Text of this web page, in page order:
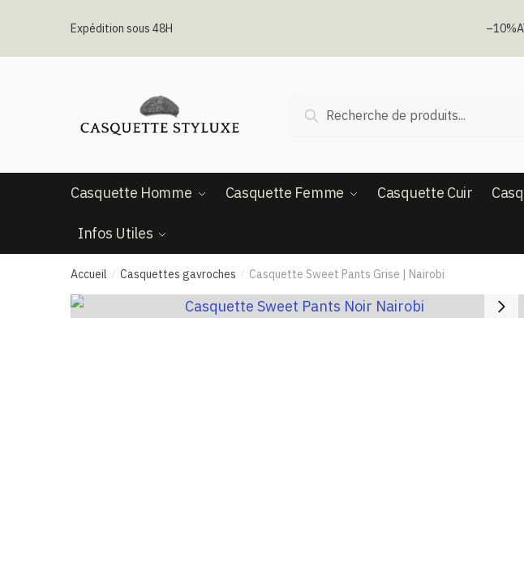
Expédition sous 48H –10%
pour :
Recherche
Casquette Homme Casquette Femme Casquette Cuir
Infos Utiles
Accueil / Casquettes gavroches / Casquette Sweet Pants Grise | Nairobi